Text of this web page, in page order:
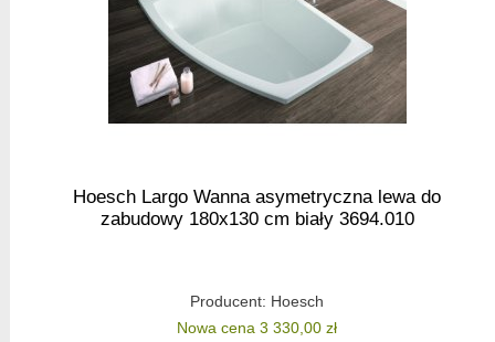
Hoesch Largo Wanna asymetryczna lewa do
zabudowy 180x130 cm biały 3694.010
Producent: Hoesch
Nowa cena 3 330,00 zł